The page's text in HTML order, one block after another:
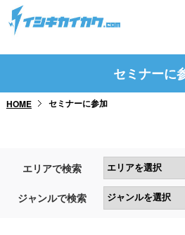
トップページ
研修・ツアーに参加
セミナーに
HOME セミナーに参加
エリアで検索
ジャンルで検索